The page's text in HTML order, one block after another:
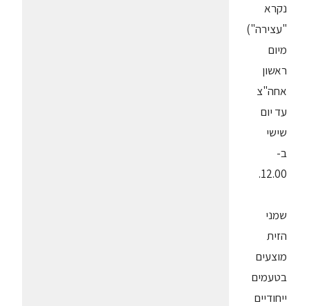
נקרא
"עצירה")
מיום
ראשון
אחה"צ
עד יום
שישי
ב-
12.00.
שמני
הזית
מוצעים
בטעמים
ייחודיים